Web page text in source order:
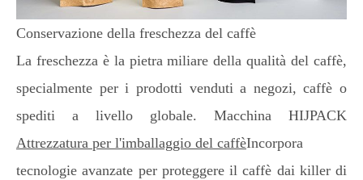
Conservazione della freschezza del caffè
La freschezza è la pietra miliare della qualità del caffè,
specialmente per i prodotti venduti a negozi, caffè o
spediti a livello globale. Macchina HIJPACK
Attrezzatura per l'imballaggio del caffèIncorpora
tecnologie avanzate per proteggere il caffè dai killer di